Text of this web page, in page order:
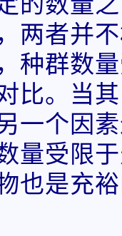
两者并
种群数
比。当
一个因
量受限
也是充